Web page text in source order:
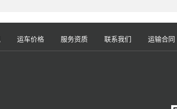
运车价格 服务资质 联系我们 运输合同